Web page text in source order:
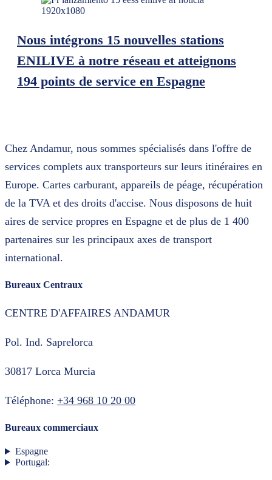
Nous intégrons 15 nouvelles stations
ENILIVE à notre réseau et atteignons
194 points de service en Espagne
Chez Andamur, nous sommes spécialisés dans l'offre de
services complets aux transporteurs sur leurs itinéraires en
Europe. Cartes carburant, appareils de péage, récupération
de la TVA et des droits d'accise. Nous disposons de huit
aires de service propres en Espagne et de plus de 1 400
partenaires sur les principaux axes de transport
international.
Bureaux Centraux
CENTRE D'AFFAIRES ANDAMUR
Pol. Ind. Saprelorca
30817 Lorca Murcia
Téléphone: +34 968 10 20 00
Bureaux commerciaux
Espagne
Portugal: